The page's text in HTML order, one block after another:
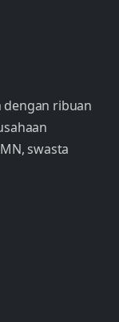
dengan ribuan
swasta